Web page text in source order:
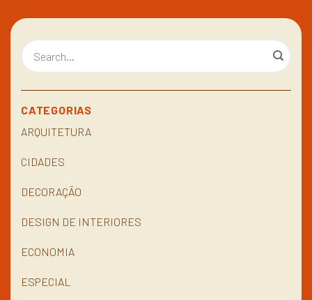
CATEGORIAS
ARQUITETURA
CIDADES
DECORAÇÃO
DESIGN DE INTERIORES
ECONOMIA
ESPECIAL